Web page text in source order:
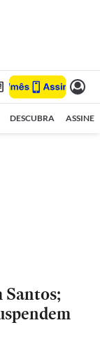
DESCUBRA ASSINE
Santos;